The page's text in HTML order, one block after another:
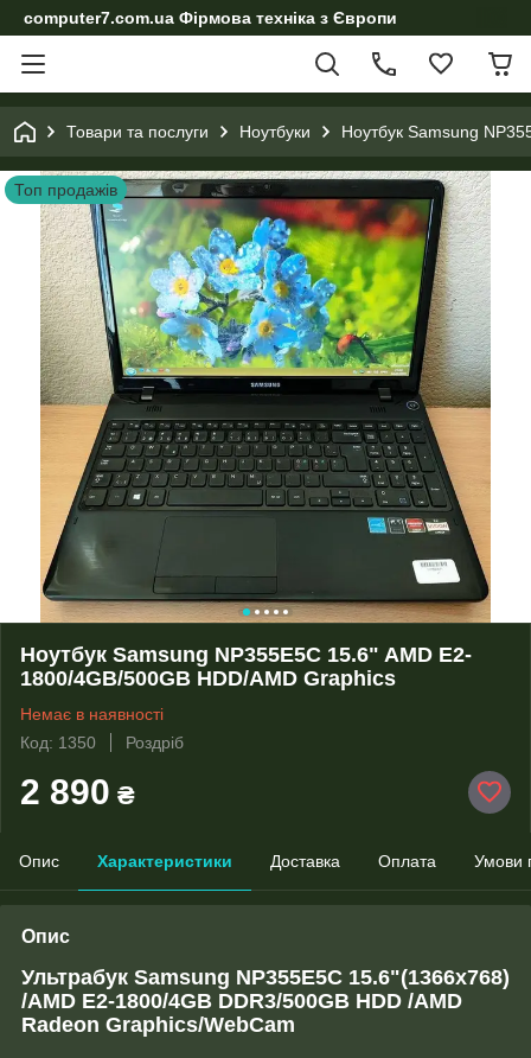
computer7.com.ua Фірмова техніка з Європи
Товари та послуги Ноутбуки Ноутбук Samsung
Топ продажів
Ноутбук Samsung NP355E5C 15.6" AMD E2-
1800/4GB/500GB HDD/AMD Graphics
Немає в наявності
Код: 1350
Роздріб
2 890 ₴
Опис Характеристики Доставка Оплата Умови
Опис
Ультрабук Samsung NP355E5C 15.6"(1366x768)
/AMD E2-1800/4GB DDR3/500GB HDD /AMD
Radeon Graphics/WebCam